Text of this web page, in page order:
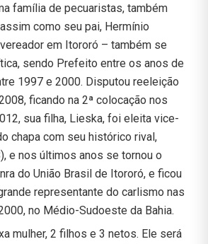
família de pecuaristas, também
como seu pai, Hermínio
em Itororó – também se
sendo Prefeito entre os anos de
1997 e 2000. Disputou reeleição
ficando na 2ª colocação nos
sua filha, Lieska, foi eleita vice-
chapa com seu histórico rival,
e nos últimos anos se tornou o
do União Brasil de Itororó, e ficou
representante do carlismo nas
no Médio-Sudoeste da Bahia.
mulher, 2 filhos e 3 netos. Ele será